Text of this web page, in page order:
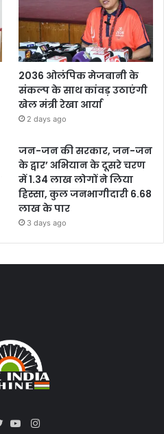
2036 ओलंपिक मेजबानी के
संकल्प के साथ कांवड़ उठाएंगी
खेल मंत्री रेखा आर्या
2 days ago
जन-जन की सरकार, जन-जन
के द्वार’ अभियान के दूसरे चरण
में 1.34 लाख लोगों ने लिया
हिस्सा, कुल जनभागीदारी 6.68
लाख के पार
3 days ago
Instagram